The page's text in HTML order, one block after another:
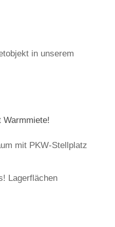
in unserem
Warmmiete!
mit PKW-Stellplatz
Lagerflächen